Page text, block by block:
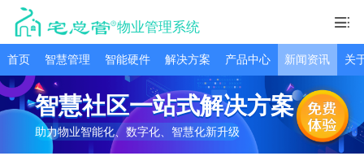
物业管理系统
首页 智慧管理 智能硬件 解决方案 产品中心 新闻资讯 关
智慧社区一站式解决方案
助力物业智能化、数字化、智慧化新升级